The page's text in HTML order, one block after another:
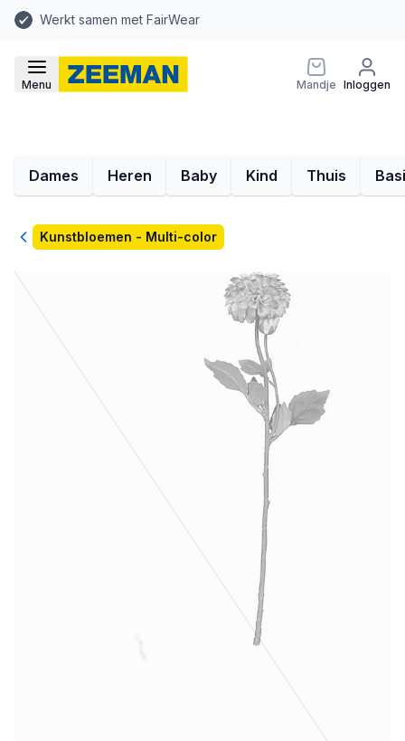
Werkt samen met FairWear
Menu Mandje Inloggen
Dames Heren Baby Kind Thuis
TerugKunstbloemen - Multi-color